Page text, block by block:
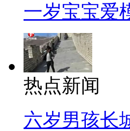
一岁宝宝爱
热点新闻
六岁男孩长